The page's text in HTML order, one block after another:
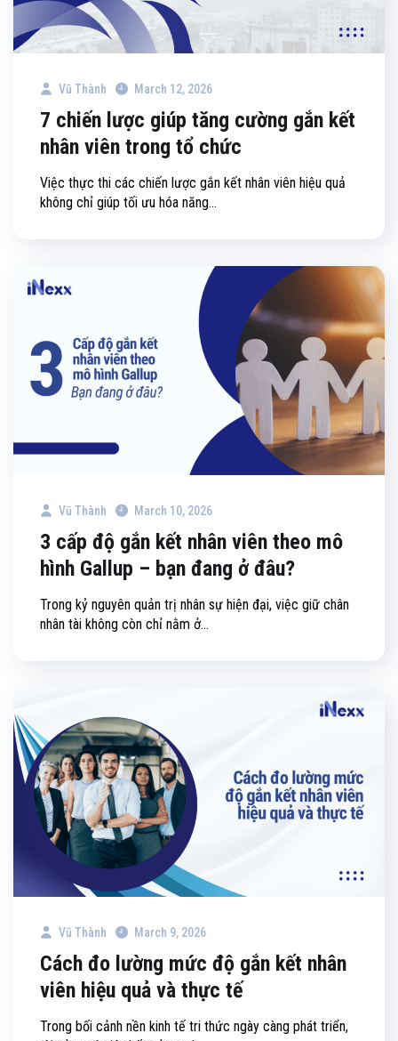
Vũ Thành March 12, 2026
7 chiến lược giúp tăng cường gắn kết
nhân viên trong tổ chức
Việc thực thi các chiến lược gắn kết nhân viên hiệu quả
không chỉ giúp tối ưu hóa năng...
Vũ Thành March 10, 2026
3 cấp độ gắn kết nhân viên theo mô
hình Gallup – bạn đang ở đâu?
Trong kỷ nguyên quản trị nhân sự hiện đại, việc giữ chân
nhân tài không còn chỉ nằm ở...
Vũ Thành March 9, 2026
Cách đo lường mức độ gắn kết nhân
viên hiệu quả và thực tế
Trong bối cảnh nền kinh tế tri thức ngày càng phát triển,